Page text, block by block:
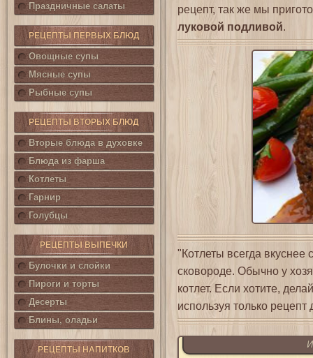
Праздничные салаты
РЕЦЕПТЫ ПЕРВЫХ БЛЮД
Овощные супы
Мясные супы
Рыбные супы
РЕЦЕПТЫ ВТОРЫХ БЛЮД
Вторые блюда в духовке
Блюда из фарша
Котлеты
Гарнир
Голубцы
РЕЦЕПТЫ ВЫПЕЧКИ
Булочки и слойки
Пироги и торты
Десерты
Блины, оладьи
РЕЦЕПТЫ НАПИТКОВ
рецепт, так же мы
луковой подливой.
"Котлеты всегда
сковороде. Обычно у
котлет. Если хотите,
используя только